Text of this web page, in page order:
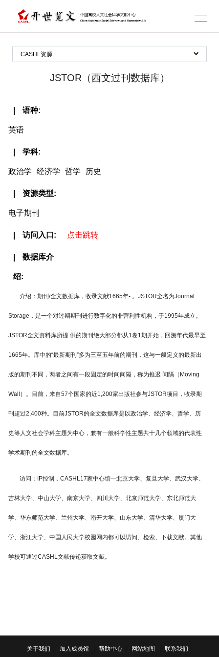
跳
到
主
要
内
容
CASHL资源
全部数据库
JSTOR（西文过刊数据库）
语种
英语
学科
政治学 经济学 哲学 历史
资源类型
电子期刊
访问入口 点击跳转
数据库介
绍
介绍： 期刊/全文数据库，收录文献1665年- 。JSTOR全名为Journal
Storage，是一个对过期期刊进行数字化的非营利性机构，于1995年成立。
JSTOR全文资料库所提 供的期刊绝大部分都从1卷1期开始，回溯年代最早至
1665年。库中的“最新期刊”多为三至五年前的期刊，这与一般定义的最新出
版的期刊不同，两者之间有一段固定的时间间隔，称为推迟 间隔（Moving
Wall）。目前，来自57个国家的近1,200家出版社参与JSTOR项目，收录期
刊超过2,400种。目前JSTOR的全文数据库是以政治学、经济学、哲学、历
史等人文社会学科主题为中心，兼有一般科学性主题共十几个领域的代表性
学术期刊的全文数据库。
访问： IP控制，CASHL17家中心馆—北京大学、复旦大学、武汉大学、
吉林大学、中山大学、南京大学、四川大学、北京师范大学、东北师范大
学、华东师范大学、兰州大学、南开大学、山东大学、清华大学、厦门大
学、浙江大学、中国人民大学校园网内都可以访问、检索、下载文献。其他
学校可通过CASHL文献传递获取文献。
关于我们 加入成员馆 帮助中心 网站地图 联系我们